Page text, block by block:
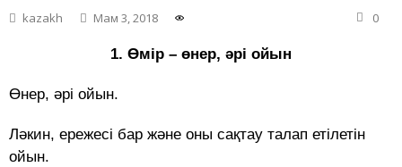
kazakh Мам 3, 2018 0
1. Өмір – өнер, әрі ойын
Өнер, әрі ойын.
Ләкин, ережесі бар және оны сақтау талап етілетін
ойын.